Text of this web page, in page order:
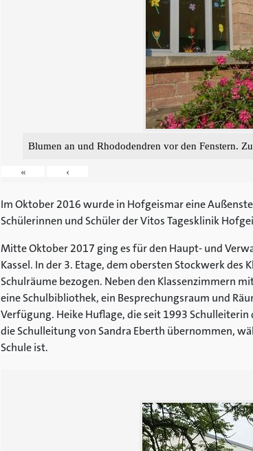
Blumen an und Rhododendren vor den Fenstern.
« ‹
Im Oktober 2016 wurde in Hofgeismar eine
Schülerinnen und Schüler der Vitos Tagesklinik
Mitte Oktober 2017 ging es für den Haupt- und
Kassel. In der 3. Etage, dem obersten Stockwerk
Schulräume bezogen. Neben den Klassenzimmern
eine Schulbibliothek, ein Besprechungsraum und
Verfügung. Heike Huflage, die seit 1993
die Schulleitung von Sandra Eberth übernommen,
Schule ist.